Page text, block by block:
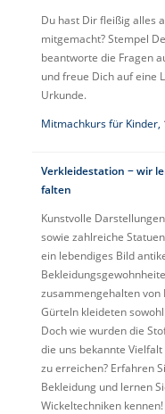
Du hast Dir fleißig alles
mitgemacht? Stempel
beantworte die Fragen
und freue Dich auf eine
Urkunde.
Mitmachkurs für Kinder,
Verkleidestation − wir
falten
Kunstvolle
sowie zahlreiche
ein lebendiges Bild
zusammengehalten von
Gürteln kleideten
Doch wie wurden die
die uns bekannte
zu erreichen? Erfahren
Bekleidung und lernen
Wickeltechniken kennen!